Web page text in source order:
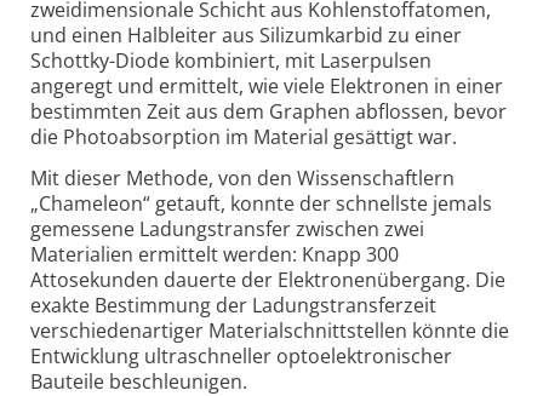
zweidimensionale Schicht aus Kohlenstoffatomen,
und einen Halbleiter aus Silizum­karbid zu einer
Schottky-Diode kombiniert, mit Laserpulsen
angeregt und ermittelt, wie viele Elektronen in einer
bestimmten Zeit aus dem Graphen abflossen, bevor
die Photoabsorption im Material gesättigt war.
Mit dieser Methode, von den Wissenschaftlern
„Chameleon“ getauft, konnte der schnellste jemals
gemessene Ladungs­transfer zwischen zwei
Materialien ermittelt werden: Knapp 300
Attosekunden dauerte der Elektronenübergang. Die
exakte Bestimmung der Ladungs­transfer­zeit
verschieden­artiger Material­schnitt­stellen könnte die
Entwicklung ultraschneller opto­elektronischer
Bauteile beschleunigen.